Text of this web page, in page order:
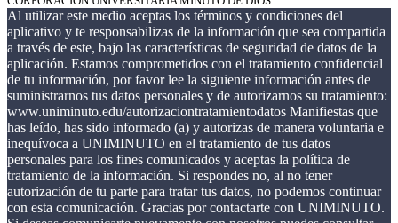
Al utilizar este medio aceptas los términos y condiciones del
aplicativo y te responsabilizas de la información que sea compartida
a través de este, bajo las características de seguridad de datos de la
aplicación. Estamos comprometidos con el tratamiento confidencial
de tu información, por favor lee la siguiente información antes de
suministrarnos tus datos personales y de autorizarnos su tratamiento:
www.uniminuto.edu/autorizaciontratamientodatos Manifiestas que
has leído, has sido informado (a) y autorizas de manera voluntaria e
inequívoca a UNIMINUTO en el tratamiento de tus datos
personales para los fines comunicados y aceptas la política de
tratamiento de la información. Si respondes no, al no tener
autorización de tu parte para tratar tus datos, no podemos continuar
con esta comunicación. Gracias por contactarte con UNIMINUTO.